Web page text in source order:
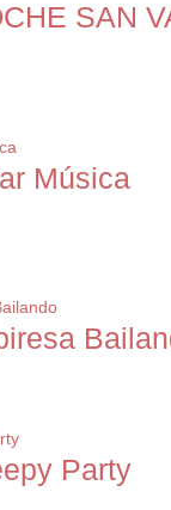
SAN
Música
Party